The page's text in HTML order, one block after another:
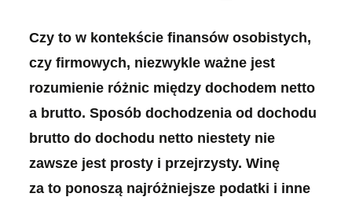
Czy to w kontekście finansów osobistych,
czy firmowych, niezwykle ważne jest
rozumienie różnic między dochodem netto
a brutto. Sposób dochodzenia od dochodu
brutto do dochodu netto niestety nie
zawsze jest prosty i przejrzysty. Winę
za to ponoszą najróżniejsze podatki i inne